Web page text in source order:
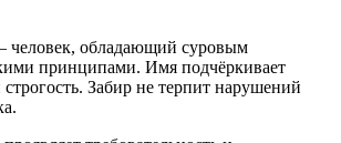
человек, обладающий суровым
принципами. Имя подчёркивает
строгость. Забир не терпит нарушений